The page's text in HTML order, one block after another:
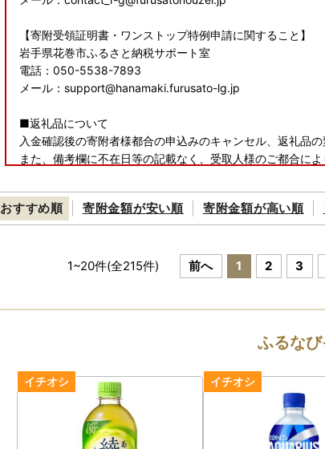
【寄附受領証明書・ワンストップ特例申請に関すること】
岩手県花巻市ふるさと納税サポート室
電話：050-5538-7893
メール：support@hanamaki.furusato-lg.jp
■返礼品について
入金確認後の寄附者様都合の申込みのキャンセル、返礼品
また、備考欄に不在日等の記載なく、受取人様のご都合に
おすすめ順 寄附金額が安い順 寄附金額が高い順
1~20件(全215件) 前へ 1 2 3
ふるな